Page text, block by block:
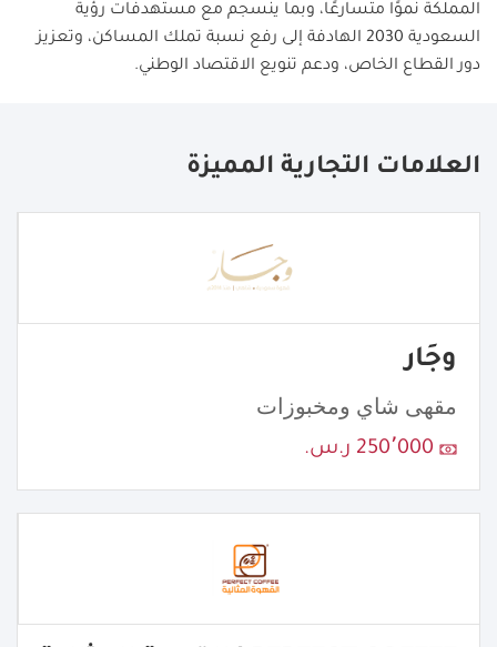
المملكة نموًا متسارعًا، وبما ينسجم مع مستهدفات رؤية
السعودية 2030 الهادفة إلى رفع نسبة تملك المساكن، وتعزيز
دور القطاع الخاص، ودعم تنويع الاقتصاد الوطني.
العلامات التجارية المميزة
وجَار
مقهى شاي ومخبوزات
250٬000 ر.س.